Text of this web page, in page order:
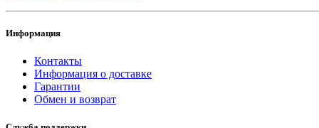
Информация
Контакты
Информация о доставке
Гарантии
Обмен и возврат